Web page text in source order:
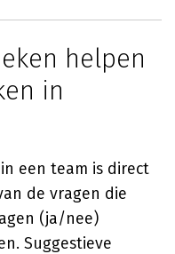
helpen
in
een team is direct
de vragen die
(ja/nee)
Suggestieve